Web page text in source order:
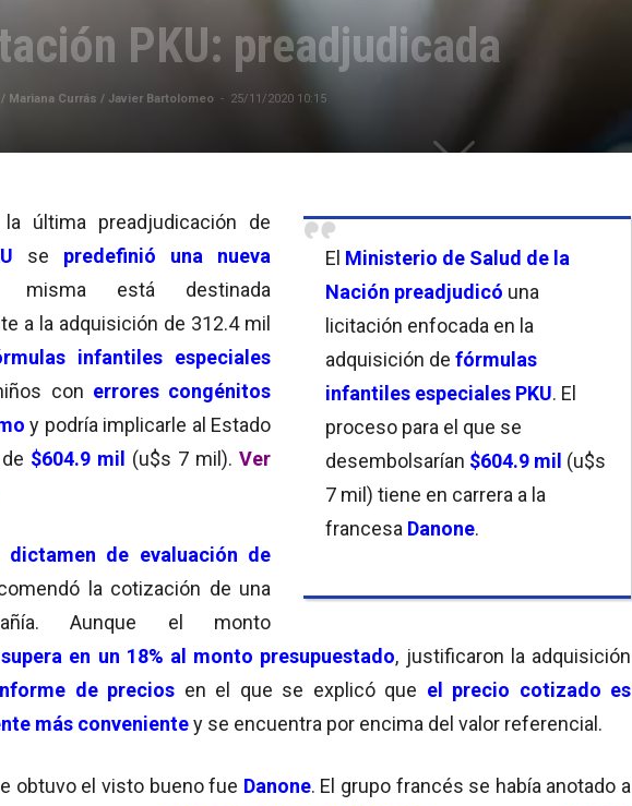
PKU: preadjudicada
Mariana Currás / Javier Bartolomeo - 25/11/2020 10:15
El Ministerio de Salud de la
Nación preadjudicó una
licitación enfocada en la
adquisición de fórmulas
infantiles especiales PKU. El
proceso para el que se
desembolsarían $604.9 mil (u$s
7 mil) tiene en carrera a la
francesa Danone.
última preadjudicación de
se predefinió una nueva
está destinada
a la adquisición de 312.4 mil
infantiles especiales
con errores congénitos
y podría implicarle al Estado
$604.9 mil (u$s 7 mil). Ver
dictamen de evaluación de
la cotización de una
Aunque el monto
supera en un 18% al monto presupuestado, justificaron la adquisición
de precios en el que se explicó que el precio cotizado es
más convenientey se encuentra por encima del valor referencial.
obtuvo el visto bueno fue Danone. El grupo francés se había anotado a